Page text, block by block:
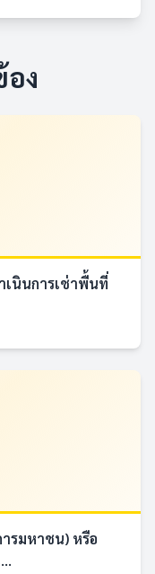
ง
เนินการเช่าพื้นที่
รมหาชน) หรือ